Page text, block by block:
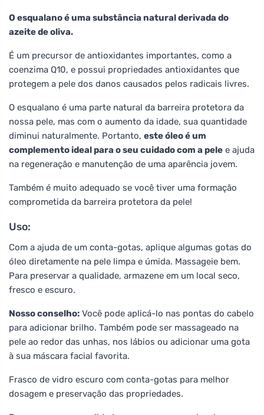
O esqualano é uma substância natural derivada do
azeite de oliva.
É um precursor de antioxidantes importantes, como a
coenzima Q10, e possui propriedades antioxidantes que
protegem a pele dos danos causados pelos radicais livres.
O esqualano é uma parte natural da barreira protetora da
nossa pele, mas com o aumento da idade, sua quantidade
diminui naturalmente. Portanto, este óleo é um
complemento ideal para o seu cuidado com a pele e ajuda
na regeneração e manutenção de uma aparência jovem.
Também é muito adequado se você tiver uma formação
comprometida da barreira protetora da pele!
Uso:
Com a ajuda de um conta-gotas, aplique algumas gotas do
óleo diretamente na pele limpa e úmida. Massageie bem.
Para preservar a qualidade, armazene em um local seco,
fresco e escuro.
Nosso conselho: Você pode aplicá-lo nas pontas do cabelo
para adicionar brilho. Também pode ser massageado na
pele ao redor das unhas, nos lábios ou adicionar uma gota
à sua máscara facial favorita.
Frasco de vidro escuro com conta-gotas para melhor
dosagem e preservação das propriedades.